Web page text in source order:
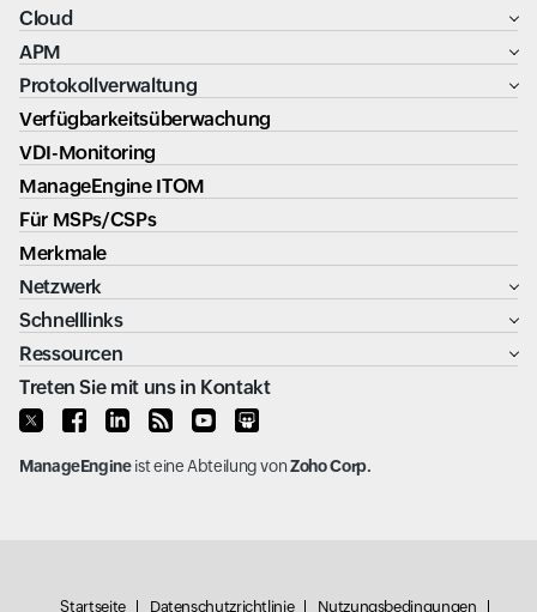
Cloud
APM
Protokollverwaltung
Verfügbarkeitsüberwachung
VDI-Monitoring
ManageEngine ITOM
Für MSPs/CSPs
Merkmale
Netzwerk
Schnelllinks
Ressourcen
Treten Sie mit uns in Kontakt
ManageEngineist eine Abteilung vonZoho Corp.
Startseite Datenschutzrichtlinie Nutzungsbedingungen